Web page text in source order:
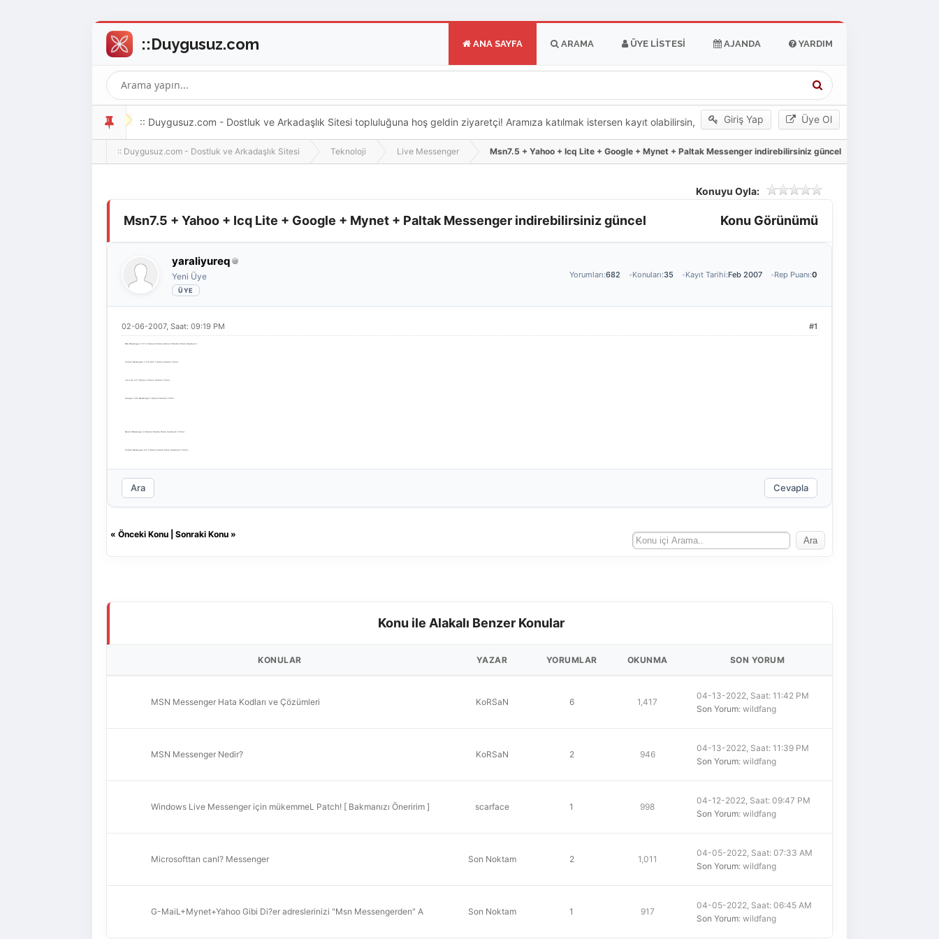
ANA SAYFA ARAMA ÜYE LISTESI AJANDA YARDIM
Giriş Yap Üye Ol
:: Duygusuz.com - Dostluk ve Arkadaşlık Sitesi topluluğuna hoş geldin ziyaretçi! Aramıza katılmak istersen kayıt olabilirsin,
oldukça kolay ve zahmetsizdir.
:: Duygusuz.com - Dostluk ve Arkadaşlık Sitesi Teknoloji Live Messenger Msn7.5 + Yahoo + Icq Lite + Google + Mynet + Paltak Messenger indirebilirsiniz güncel
Konuyu Oyla:
Konu Görünümü
Msn7.5 + Yahoo + Icq Lite + Google + Mynet + Paltak Messenger indirebilirsiniz güncel
yaraliyureq
Yeni Üye Yorumları:682 Konuları:35 Kayıt Tarihi:Feb 2007 Rep Puanı:0
#1
02-06-2007, Saat: 09:19 PM
Msn Messenger 7.5 tr ( Orjinal Sürüm, Orjinal Siteden Direk dowload !..
Yahoo Messenger 7.0.0.437 ( Orjinal sürüm ) Tıkla!..
Icq Lite 4.1 ( Orjinal Türkçe Sürüm ) Tıkla!..
Google Talk Messenger ( Orjinal Sürüm ) Tıkla!..
Mynet Messenger ( Orijinal Sürüm, Direk dowload ) Tıkla!..
Paltak Messenger 8.0 ( Orjinal sürüm, Direk dowload ) Tıkla!..
Ara Cevapla
« Önceki Konu Sonraki Konu »
Konu ile Alakalı Benzer Konular
KONULAR YAZAR YORUMLAR OKUNMA SON YORUM
MSN Messenger Hata Kodları ve Çözümleri KoRSaN 6 1,417
04-13-2022, Saat: 11:42 PM
Son Yorum: wildfang
MSN Messenger Nedir? KoRSaN 2 946
04-13-2022, Saat: 11:39 PM
Son Yorum: wildfang
Windows Live Messenger için mükemmeL Patch! [ Bakmanızı Öneririm ] scarface 1 998
04-12-2022, Saat: 09:47 PM
Son Yorum: wildfang
Microsofttan canl? Messenger Son Noktam 2 1,011
04-05-2022, Saat: 07:33 AM
Son Yorum: wildfang
G-MaiL+Mynet+Yahoo Gibi Di?er adreslerinizi "Msn Messengerden" A Son Noktam 1 917
04-05-2022, Saat: 06:45 AM
Son Yorum: wildfang